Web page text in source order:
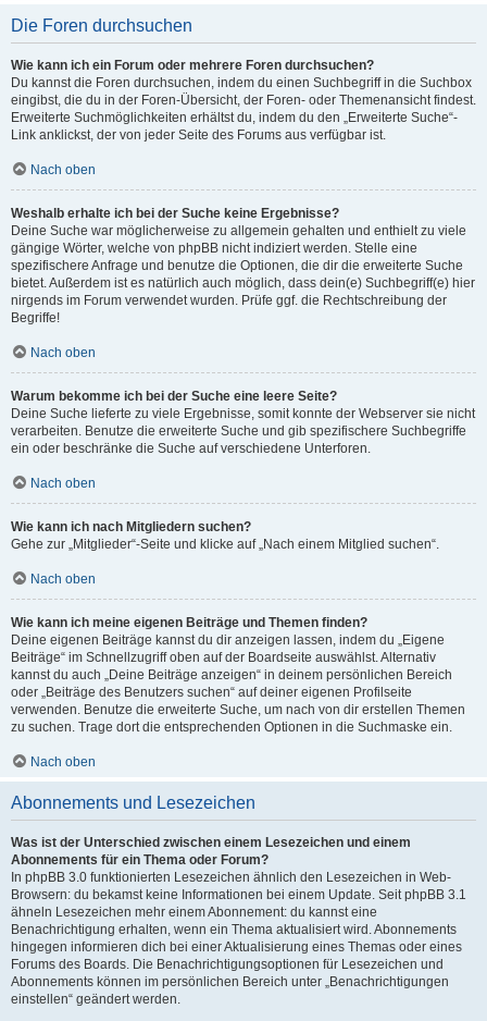
Die Foren durchsuchen
Wie kann ich ein Forum oder mehrere Foren durchsuchen?
Du kannst die Foren durchsuchen, indem du einen Suchbegriff in die Suchbox
eingibst, die du in der Foren-Übersicht, der Foren- oder Themenansicht findest.
Erweiterte Suchmöglichkeiten erhältst du, indem du den „Erweiterte Suche“-
Link anklickst, der von jeder Seite des Forums aus verfügbar ist.
Nach oben
Weshalb erhalte ich bei der Suche keine Ergebnisse?
Deine Suche war möglicherweise zu allgemein gehalten und enthielt zu viele
gängige Wörter, welche von phpBB nicht indiziert werden. Stelle eine
spezifischere Anfrage und benutze die Optionen, die dir die erweiterte Suche
bietet. Außerdem ist es natürlich auch möglich, dass dein(e) Suchbegriff(e) hier
nirgends im Forum verwendet wurden. Prüfe ggf. die Rechtschreibung der
Begriffe!
Nach oben
Warum bekomme ich bei der Suche eine leere Seite?
Deine Suche lieferte zu viele Ergebnisse, somit konnte der Webserver sie nicht
verarbeiten. Benutze die erweiterte Suche und gib spezifischere Suchbegriffe
ein oder beschränke die Suche auf verschiedene Unterforen.
Nach oben
Wie kann ich nach Mitgliedern suchen?
Gehe zur „Mitglieder“-Seite und klicke auf „Nach einem Mitglied suchen“.
Nach oben
Wie kann ich meine eigenen Beiträge und Themen finden?
Deine eigenen Beiträge kannst du dir anzeigen lassen, indem du „Eigene
Beiträge“ im Schnellzugriff oben auf der Boardseite auswählst. Alternativ
kannst du auch „Deine Beiträge anzeigen“ in deinem persönlichen Bereich
oder „Beiträge des Benutzers suchen“ auf deiner eigenen Profilseite
verwenden. Benutze die erweiterte Suche, um nach von dir erstellen Themen
zu suchen. Trage dort die entsprechenden Optionen in die Suchmaske ein.
Nach oben
Abonnements und Lesezeichen
Was ist der Unterschied zwischen einem Lesezeichen und einem
Abonnements für ein Thema oder Forum?
In phpBB 3.0 funktionierten Lesezeichen ähnlich den Lesezeichen in Web-
Browsern: du bekamst keine Informationen bei einem Update. Seit phpBB 3.1
ähneln Lesezeichen mehr einem Abonnement: du kannst eine
Benachrichtigung erhalten, wenn ein Thema aktualisiert wird. Abonnements
hingegen informieren dich bei einer Aktualisierung eines Themas oder eines
Forums des Boards. Die Benachrichtigungsoptionen für Lesezeichen und
Abonnements können im persönlichen Bereich unter „Benachrichtigungen
einstellen“ geändert werden.